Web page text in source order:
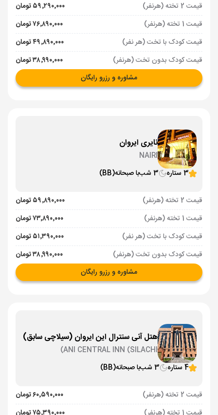
قیمت 2 تخته (هرنفر)
۵۹٬۲۹۰٬۰۰۰ تومان
قیمت 1 تخته (هرنفر)
۷۶٬۸۹۰٬۰۰۰ تومان
قیمت کودک با تخت (هر نفر)
۴۹٬۸۹۰٬۰۰۰ تومان
قیمت کودک بدون تخت (هرنفر)
۳۸٬۹۹۰٬۰۰۰ تومان
مشاوره و رزرو رایگان
نایری ایروان
NAIRI
3 ستاره
3 شب با صبحانه(BB)
قیمت 2 تخته (هرنفر)
۵۹٬۸۹۰٬۰۰۰ تومان
قیمت 1 تخته (هرنفر)
۷۳٬۸۹۰٬۰۰۰ تومان
قیمت کودک با تخت (هر نفر)
۵۱٬۳۹۰٬۰۰۰ تومان
قیمت کودک بدون تخت (هرنفر)
۳۸٬۹۹۰٬۰۰۰ تومان
مشاوره و رزرو رایگان
هتل آنی سنترال این ایروان (سیلاچی سابق)
ANI CENTRAL INN (SILACHI)
4 ستاره
3 شب با صبحانه(BB)
قیمت 2 تخته (هرنفر)
۶۰٬۵۹۰٬۰۰۰ تومان